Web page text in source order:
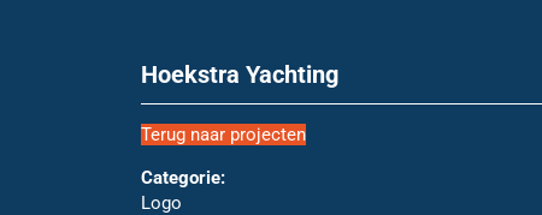
Hoekstra Yachting
Terug naar projecten
Categorie:
Logo